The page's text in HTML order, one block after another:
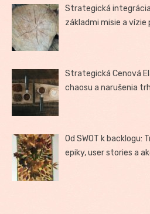
Strategická
základmi misie a vízie
Strategická Cenová
chaosu a narušenia
Od SWOT k
epiky, user stories a